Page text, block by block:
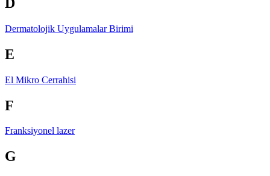
Dermatolojik Uygulamalar Birimi
E
El Mikro Cerrahisi
F
Franksiyonel lazer
G